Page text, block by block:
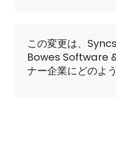
この変更は、
Bowes Software
ナー企業にどのよ